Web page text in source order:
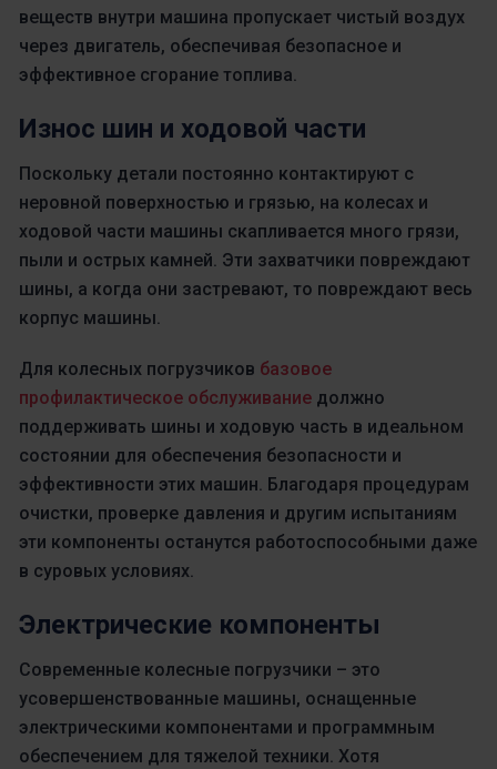
веществ внутри машина пропускает чистый воздух
через двигатель, обеспечивая безопасное и
эффективное сгорание топлива.
Износ шин и ходовой части
Поскольку детали постоянно контактируют с
неровной поверхностью и грязью, на колесах и
ходовой части машины скапливается много грязи,
пыли и острых камней. Эти захватчики повреждают
шины, а когда они застревают, то повреждают весь
корпус машины.
Для колесных погрузчиков базовое
профилактическое обслуживание должно
поддерживать шины и ходовую часть в идеальном
состоянии для обеспечения безопасности и
эффективности этих машин. Благодаря процедурам
очистки, проверке давления и другим испытаниям
эти компоненты останутся работоспособными даже
в суровых условиях.
Электрические компоненты
Современные колесные погрузчики – это
усовершенствованные машины, оснащенные
электрическими компонентами и программным
обеспечением для тяжелой техники. Хотя